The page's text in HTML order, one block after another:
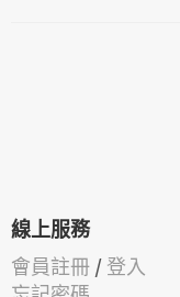
線上服務
會員註冊 / 登入